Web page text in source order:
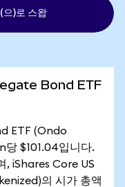
)로 스왑
Bond ETF
ETF (Ondo
당 $101.04입니다.
, iShares Core US
의 시가 총액